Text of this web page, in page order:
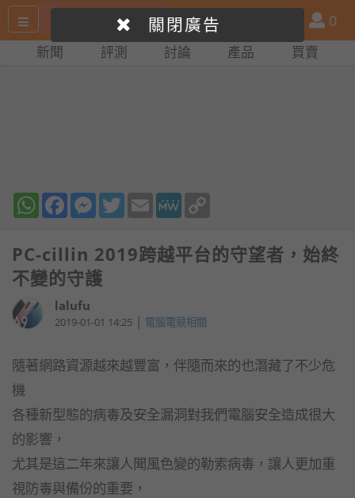
尋
產
品
比
會
員
0
新聞 評測 討論 產品 買賣
WhatsAppFacebookMessenger
TwitterEmail MeWe
PC-cillin 2019跨越平台的守望者，始終
不變的守護
lalufu
2019-01-01 14:25 | 電腦電競相關
隨著網路資源越來越豐富，伴隨而來的也潛藏了不少危
機
各種新型態的病毒及安全漏洞對我們電腦安全造成很大
的影響，
尤其是這二年來讓人聞風色變的勒索病毒，讓人更加重
視防毒與備份的重要，
關閉廣告